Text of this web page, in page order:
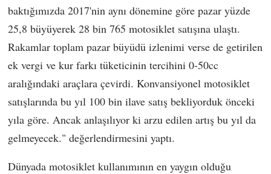
baktığımızda 2017'nin aynı dönemine göre pazar yüzde
25,8 büyüyerek 28 bin 765 motosiklet satışına ulaştı.
Rakamlar toplam pazar büyüdü izlenimi verse de getirilen
ek vergi ve kur farkı tüketicinin tercihini 0-50cc
aralığındaki araçlara çevirdi. Konvansiyonel motosiklet
satışlarında bu yıl 100 bin ilave satış bekliyorduk önceki
yıla göre. Ancak anlaşılıyor ki arzu edilen artış bu yıl da
gelmeyecek." değerlendirmesini yaptı.
Dünyada motosiklet kullanımının en yaygın olduğu